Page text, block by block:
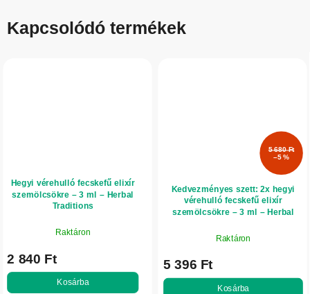
Kapcsolódó termékek
Hegyi vérehulló fecskefű elixír
szemölcsökre – 3 ml – Herbal
Traditions
Raktáron
2 840 Ft
Kosárba
5 680 Ft
–5 %
Kedvezményes szett: 2x hegyi
vérehulló fecskefű elixír
szemölcsökre – 3 ml – Herbal
Raktáron
5 396 Ft
Kosárba